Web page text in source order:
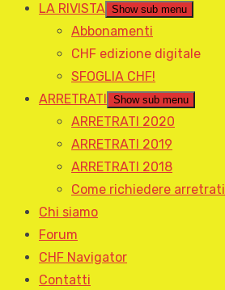
LA RIVISTA Show sub menu
Abbonamenti
CHF edizione digitale
SFOGLIA CHF!
ARRETRATI
Show sub menu
ARRETRATI 2020
ARRETRATI 2019
ARRETRATI 2018
Come richiedere arretrati
Chi siamo
Forum
CHF Navigator
Contatti